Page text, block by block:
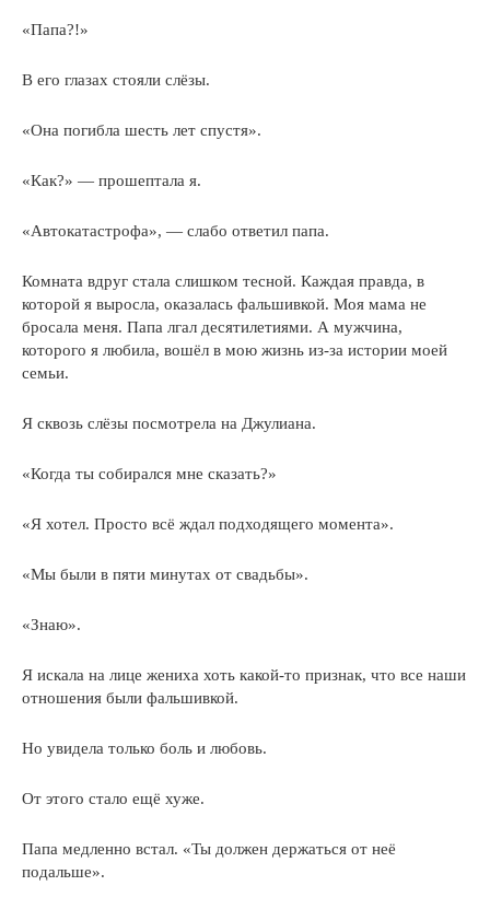
«Папа?!»
В его глазах стояли слёзы.
«Она погибла шесть лет спустя».
«Как?» — прошептала я.
«Автокатастрофа», — слабо ответил папа.
Комната вдруг стала слишком тесной. Каждая правда, в
которой я выросла, оказалась фальшивкой. Моя мама не
бросала меня. Папа лгал десятилетиями. А мужчина,
которого я любила, вошёл в мою жизнь из-за истории моей
семьи.
Я сквозь слёзы посмотрела на Джулиана.
«Когда ты собирался мне сказать?»
«Я хотел. Просто всё ждал подходящего момента».
«Мы были в пяти минутах от свадьбы».
«Знаю».
Я искала на лице жениха хоть какой-то признак, что все наши
отношения были фальшивкой.
Но увидела только боль и любовь.
От этого стало ещё хуже.
Папа медленно встал. «Ты должен держаться от неё
подальше».